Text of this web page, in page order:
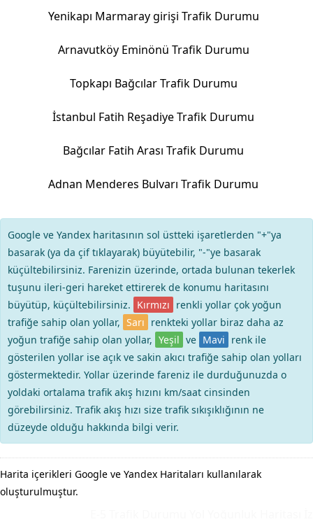
Yenikapı Marmaray girişi Trafik Durumu
Arnavutköy Eminönü Trafik Durumu
Topkapı Bağcılar Trafik Durumu
İstanbul Fatih Reşadiye Trafik Durumu
Bağcılar Fatih Arası Trafik Durumu
Adnan Menderes Bulvarı Trafik Durumu
Google ve Yandex haritasının sol üstteki işaretlerden "+"ya
basarak (ya da çif tıklayarak) büyütebilir, "-"ye basarak
küçültebilirsiniz. Farenizin üzerinde, ortada bulunan tekerlek
tuşunu ileri-geri hareket ettirerek de konumu haritasını
büyütüp, küçültebilirsiniz. Kırmızı renkli yollar çok yoğun
trafiğe sahip olan yollar, Sarı renkteki yollar biraz daha az
yoğun trafiğe sahip olan yollar, Yeşil ve Mavi renk ile
gösterilen yollar ise açık ve sakin akıcı trafiğe sahip olan yolları
göstermektedir. Yollar üzerinde fareniz ile durduğunuzda o
yoldaki ortalama trafik akış hızını km/saat cinsinden
görebilirsiniz. Trafik akış hızı size trafik sıkışıklığının ne
düzeyde olduğu hakkında bilgi verir.
Harita içerikleri Google ve Yandex Haritaları kullanılarak
oluşturulmuştur.